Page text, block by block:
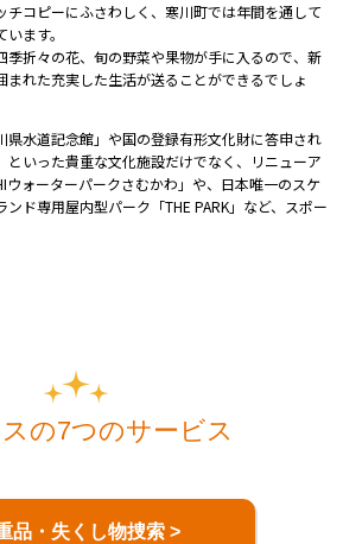
チコピーにふさわしく、寒川町では年間を通して
ます。
季折々の花、旬の野菜や果物が手に入るので、新
れた充実した生活が送ることができるでしょ
県水道記念館」や国の登録有形文化財に答申され
といった貴重な文化施設だけでなく、リニューア
ォーターパークさむかわ」や、 日本唯一のスケ
ド専用屋内型パーク「THE PARK」など、スポー
の7つのサービス
品・失くし物捜索 >